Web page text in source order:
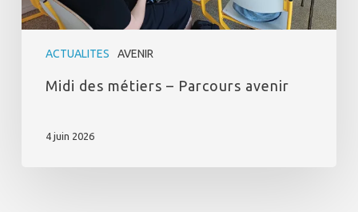
ACTUALITES AVENIR
Midi des métiers – Parcours avenir
4 juin 2026